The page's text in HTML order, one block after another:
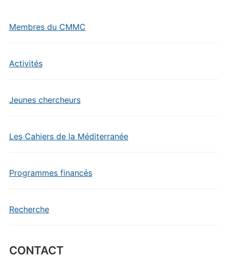
Membres du CMMC
Activités
Jeunes chercheurs
Les Cahiers de la Méditerranée
Programmes financés
Recherche
CONTACT